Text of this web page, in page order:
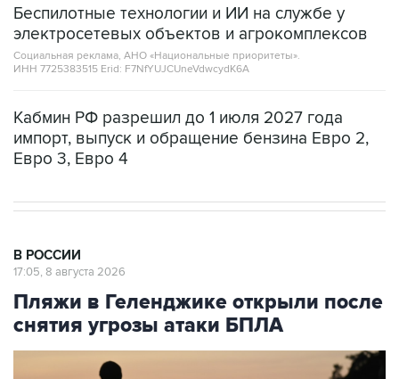
Беспилотные технологии и ИИ на службе у
электросетевых объектов и агрокомплексов
Социальная реклама, АНО «Национальные приоритеты».
ИНН 7725383515 Erid: F7NfYUJCUneVdwcydK6A
Кабмин РФ разрешил до 1 июля 2027 года
импорт, выпуск и обращение бензина Евро 2,
Евро 3, Евро 4
В РОССИИ
17:05, 8 августа 2026
Пляжи в Геленджике открыли после
снятия угрозы атаки БПЛА